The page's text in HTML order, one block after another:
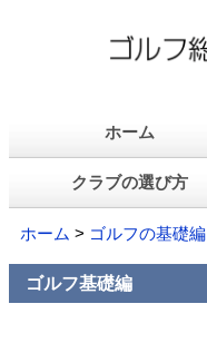
ホーム
クラブの選び方
ホーム > ゴルフの基礎編
ゴルフ基礎編